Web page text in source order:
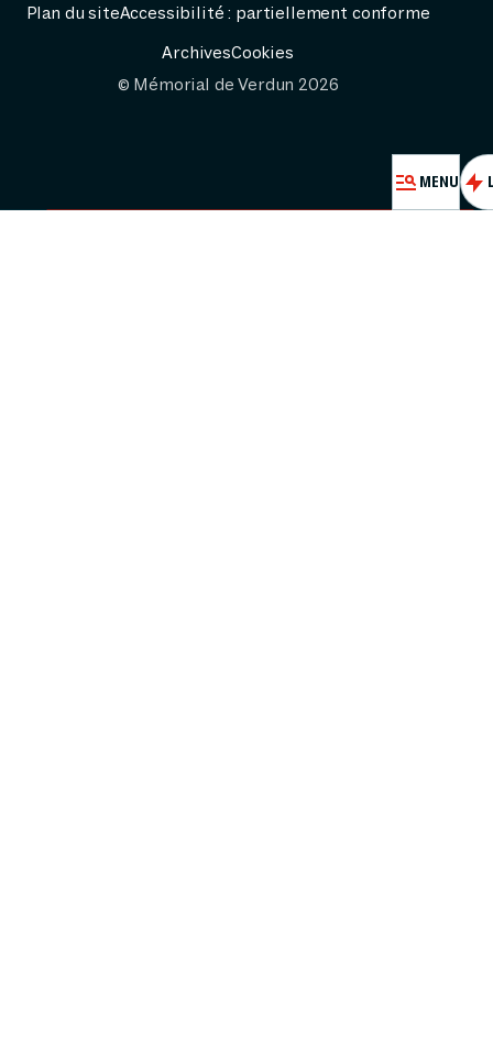
MENU
© Mémorial de Verdun 2026
Plan du siteAccessibilité : partiellement conforme
ArchivesCookies